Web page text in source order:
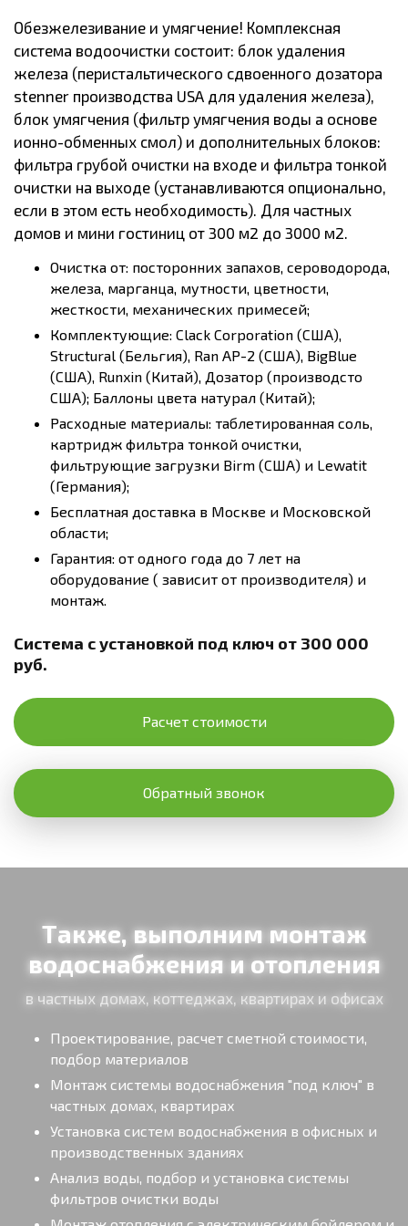
Обезжелезивание и умягчение! Комплексная
система водоочистки состоит: блок удаления
железа (перистальтического сдвоенного дозатора
stenner производства USA для удаления железа),
блок умягчения (фильтр умягчения воды а основе
ионно-обменных смол) и дополнительных блоков:
фильтра грубой очистки на входе и фильтра тонкой
очистки на выходе (устанавливаются опционально,
если в этом есть необходимость). Для частных
домов и мини гостиниц от 300 м2 до 3000 м2.
Очистка от: посторонних запахов, сероводорода,
железа, марганца, мутности, цветности,
жесткости, механических примесей;
Комплектующие: Clack Corporation (США),
Structural (Бельгия), Ran AP-2 (США), BigBlue
(США), Runxin (Китай), Дозатор (производсто
США); Баллоны цвета натурал (Китай);
Расходные материалы: таблетированная соль,
картридж фильтра тонкой очистки,
фильтрующие загрузки Birm (США) и Lewatit
(Германия);
Бесплатная доставка в Москве и Московской
области;
Гарантия: от одного года до 7 лет на
оборудование ( зависит от производителя) и
монтаж.
Система с установкой под ключ от 300 000
руб.
Расчет стоимости
Обратный звонок
Также, выполним монтаж
водоснабжения и отопления
в частных домах, коттеджах, квартирах и офисах
Проектирование, расчет сметной стоимости,
подбор материалов
Монтаж системы водоснабжения "под ключ" в
частных домах, квартирах
Установка систем водоснабжения в офисных и
производственных зданиях
Анализ воды, подбор и установка системы
фильтров очистки воды